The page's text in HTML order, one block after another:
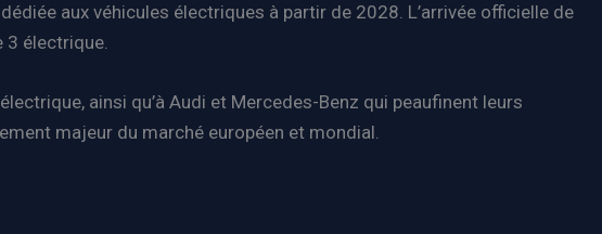
aux véhicules électriques à partir de 2028. L’arrivée officielle de
3 électrique.
ainsi qu’à Audi et Mercedes-Benz qui peaufinent leurs
majeur du marché européen et mondial.